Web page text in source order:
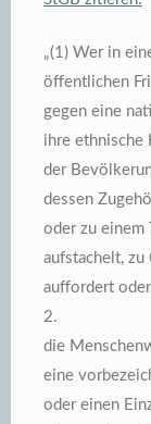
„(1) Wer in
öffentlichen
gegen eine
ihre ethnische
der
dessen
oder zu einem
aufstachelt,
auffordert oder
2.
die
eine
oder einen